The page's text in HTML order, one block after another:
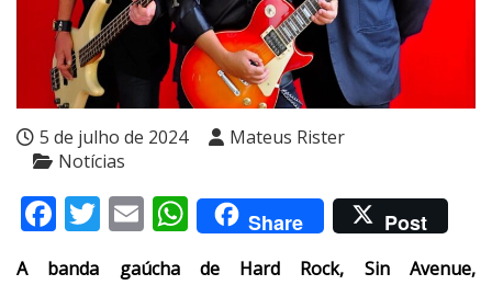
5 de julho de 2024
Mateus Rister
Notícias
Facebook
Twitter
EmailWhatsApp
Share Post
A banda gaúcha de Hard Rock, Sin Avenue,